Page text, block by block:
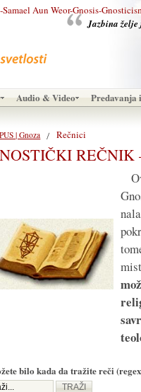
Jazbina želje
Audio & Video Predavanja
| Gnoza Rečnici
REČNIK
bilo kada da tražite reči